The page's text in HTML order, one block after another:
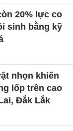
20% lực co
sinh bằng kỹ
nhọn khiến
lốp trên cao
Đắk Lắk